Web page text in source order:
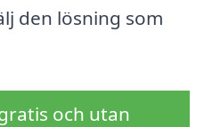
den lösning som
och utan